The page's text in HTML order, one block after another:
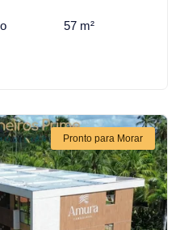
57 m²
Pronto para Morar